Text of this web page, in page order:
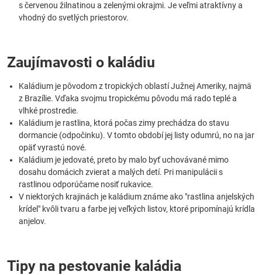
s červenou žilnatinou a zelenými okrajmi. Je veľmi atraktívny a
vhodný do svetlých priestorov.
Zaujímavosti o kaládiu
Kaládium je pôvodom z tropických oblastí Južnej Ameriky, najmä
z Brazílie. Vďaka svojmu tropickému pôvodu má rado teplé a
vlhké prostredie.
Kaládium je rastlina, ktorá počas zimy prechádza do stavu
dormancie (odpočinku). V tomto období jej listy odumrú, no na jar
opäť vyrastú nové.
Kaládium je jedovaté, preto by malo byť uchovávané mimo
dosahu domácich zvierat a malých detí. Pri manipulácii s
rastlinou odporúčame nosiť rukavice.
V niektorých krajinách je kaládium známe ako "rastlina anjelských
krídel" kvôli tvaru a farbe jej veľkých listov, ktoré pripomínajú krídla
anjelov.
Tipy na pestovanie kaládia